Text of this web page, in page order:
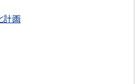
計画